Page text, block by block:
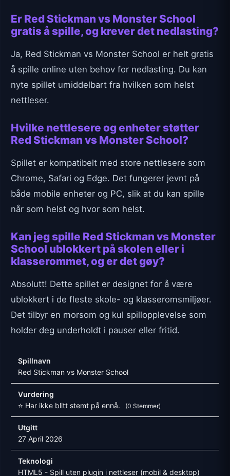
Er Red Stickman vs Monster School
gratis å spille, og krever det nedlasting?
Ja, Red Stickman vs Monster School er helt gratis
å spille online uten behov for nedlasting. Du kan
nyte spillet umiddelbart fra hvilken som helst
nettleser.
Hvilke nettlesere og enheter støtter
Red Stickman vs Monster School?
Spillet er kompatibelt med store nettlesere som
Chrome, Safari og Edge. Det fungerer jevnt på
både mobile enheter og PC, slik at du kan spille
når som helst og hvor som helst.
Kan jeg spille Red Stickman vs Monster
School ublokkert på skolen eller i
klasserommet, og er det gøy?
Absolutt! Dette spillet er designet for å være
ublokkert i de fleste skole- og klasseromsmiljøer.
Det tilbyr en morsom og kul spillopplevelse som
holder deg underholdt i pauser eller fritid.
Spillnavn
Red Stickman vs Monster School
Vurdering
⭐ Har ikke blitt stemt på ennå.
(0 Stemmer)
Utgitt
27 April 2026
Teknologi
HTML5 - Spill uten plugin i nettleser (mobil & desktop)